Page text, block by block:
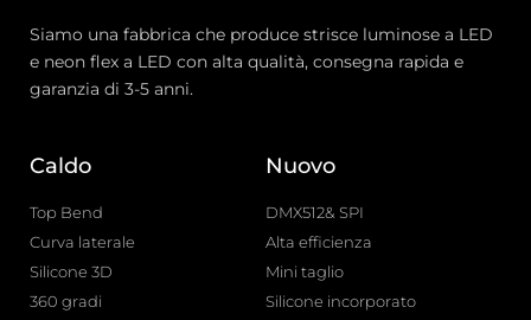
Siamo una fabbrica che produce strisce luminose a LED
e neon flex a LED con alta qualità, consegna rapida e
garanzia di 3-5 anni.
Caldo
Top Bend
Curva laterale
Silicone 3D
360 gradi
Nuovo
DMX512& SPI
Alta efficienza
Mini taglio
Silicone incorporato